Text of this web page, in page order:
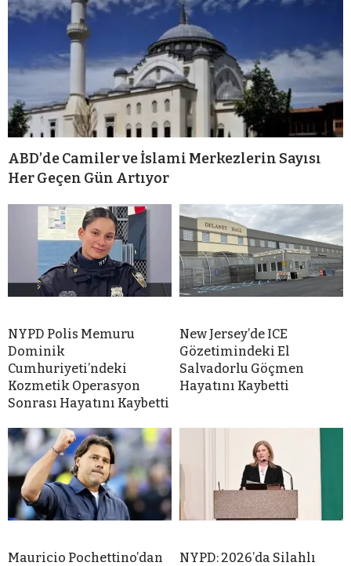
ABD’de Camiler ve İslami Merkezlerin Sayısı
Her Geçen Gün Artıyor
NYPD Polis Memuru
Dominik
Cumhuriyeti’ndeki
Kozmetik Operasyon
Sonrası Hayatını Kaybetti
New Jersey’de ICE
Gözetimindeki El
Salvadorlu Göçmen
Hayatını Kaybetti
Mauricio Pochettino’dan
NYPD: 2026’da Silahlı